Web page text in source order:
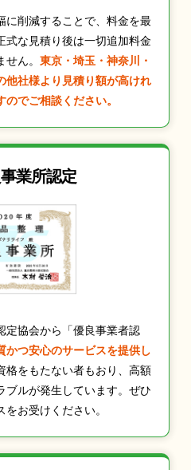
に削減することで、料金を最
式な見積り後は一切追加料金
ん。 東京・埼玉・神奈川・
他社様より見積り額が高けれ
でご相談ください。
業所認定
定協会から「優良事業者認
かつ安心のサービスを提供し
格をもたない者もおり、高額
ブルが発生しています。ぜひ
お受けください。